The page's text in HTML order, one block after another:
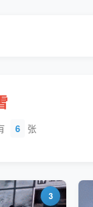
6 张
3